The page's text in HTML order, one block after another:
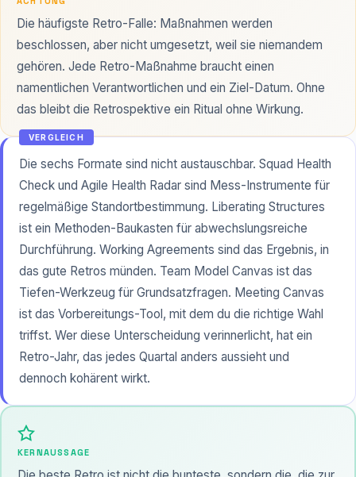
Die häufigste Retro-Falle: Maßnahmen werden
beschlossen, aber nicht umgesetzt, weil sie niemandem
gehören. Jede Retro-Maßnahme braucht einen
namentlichen Verantwortlichen und ein Ziel-Datum. Ohne
das bleibt die Retrospektive ein Ritual ohne Wirkung.
VERGLEICH
Die sechs Formate sind nicht austauschbar. Squad Health
Check und Agile Health Radar sind Mess-Instrumente für
regelmäßige Standortbestimmung. Liberating Structures
ist ein Methoden-Baukasten für abwechslungsreiche
Durchführung. Working Agreements sind das Ergebnis, in
das gute Retros münden. Team Model Canvas ist das
Tiefen-Werkzeug für Grundsatzfragen. Meeting Canvas
ist das Vorbereitungs-Tool, mit dem du die richtige Wahl
triffst. Wer diese Unterscheidung verinnerlicht, hat ein
Retro-Jahr, das jedes Quartal anders aussieht und
dennoch kohärent wirkt.
KERNAUSSAGE